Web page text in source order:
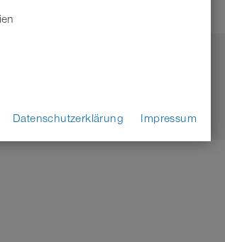
Datenschutzerklärung
Impressum